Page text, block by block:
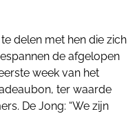
delen met hen die zich
de afgelopen
week van het
ter waarde
De Jong: “We zijn